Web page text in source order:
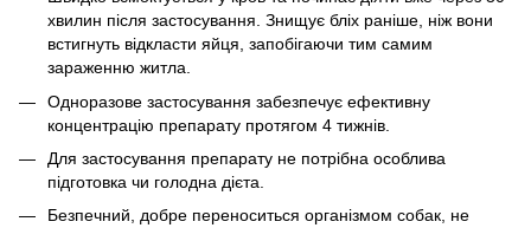
хвилин після застосування. Знищує бліх раніше, ніж вони
встигнуть відкласти яйця, запобігаючи тим самим
зараженню житла.
Одноразове застосування забезпечує ефективну
концентрацію препарату протягом 4 тижнів.
Для застосування препарату не потрібна особлива
підготовка чи голодна дієта.
Безпечний, добре переноситься організмом собак, не